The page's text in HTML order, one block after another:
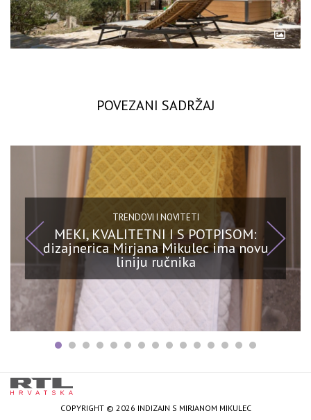
POVEZANI SADRŽAJ
TRENDOVI I NOVITETI
MEKI, KVALITETNI I S POTPISOM:
dizajnerica Mirjana Mikulec ima novu
liniju ručnika
COPYRIGHT © 2026 INDIZAJN S MIRJANOM MIKULEC